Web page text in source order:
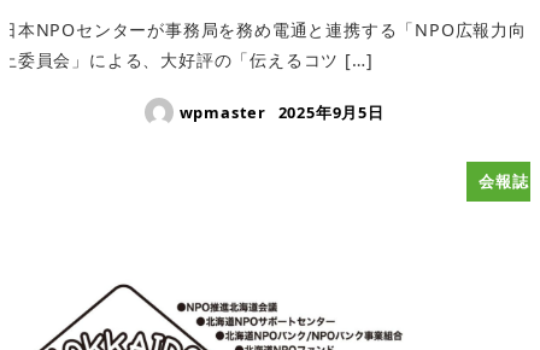
日本NPOセンターが事務局を務め電通と連携する「NPO広報力向
上委員会」による、大好評の「伝えるコツ […]
wpmaster 2025年9月5日
会報誌